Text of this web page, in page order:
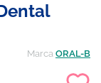
Marca ORAL-B